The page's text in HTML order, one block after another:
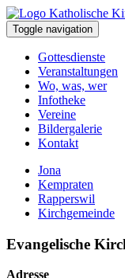
Toggle navigation
Gottesdienste
Veranstaltungen
Wo, was, wer
Infotheke
Vereine
Bildergalerie
Kontakt
Jona
Kempraten
Rapperswil
Kirchgemeinde
Evangelische
Adresse